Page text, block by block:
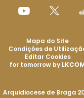
Arquidiocese de Braga
Mapa do Site
Condições de
Editar Cookies
for tomorrow by